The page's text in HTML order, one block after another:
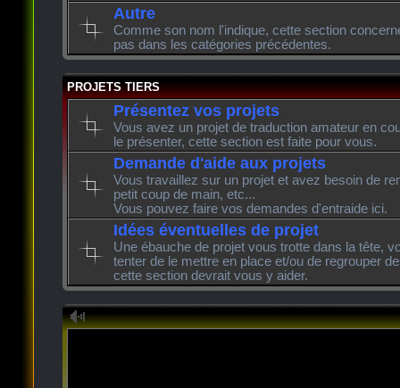
Autre
Comme son nom l'indique, cette section
pas dans les catégories précédentes.
PROJETS TIERS
Présentez vos projets
Vous avez un projet de traduction amateur en
le présenter, cette section est faite pour vous.
Demande d'aide aux projets
Vous travaillez sur un projet et avez besoin de
petit coup de main, etc...
Vous pouvez faire vos demandes d'entraide ici.
Idées éventuelles de projet
Une ébauche de projet vous trotte dans la tête,
tenter de le mettre en place et/ou de regrouper
cette section devrait vous y aider.